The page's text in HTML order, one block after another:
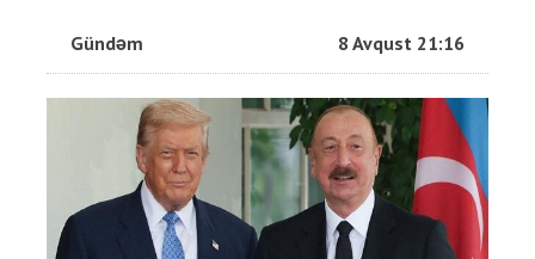
Gündəm 8 Avqust 21:16